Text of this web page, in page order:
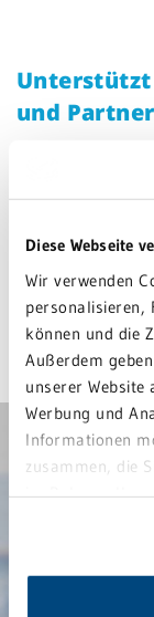
Diese Webseite
Wir verwenden
personalisieren,
können und die
Außerdem
unserer Website
Werbung und
Informationen
zusammen, die
im Rahmen
Unterstützt
und
Brühl,
Service Clubs